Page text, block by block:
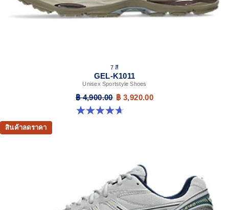
7 สี
GEL-K1011
Unisex Sportstyle Shoes
฿ 4,900.00 ฿ 3,920.00
4.7 จาก 5 ดาว 6 รีวิว
สินค้าลดราคา